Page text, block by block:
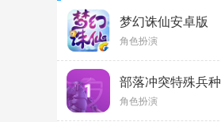
梦幻诛仙安卓版
v1.9.1
角色扮演
部落冲突特殊兵种
无限兵力破解版
v15.547.8最新版
角色扮演